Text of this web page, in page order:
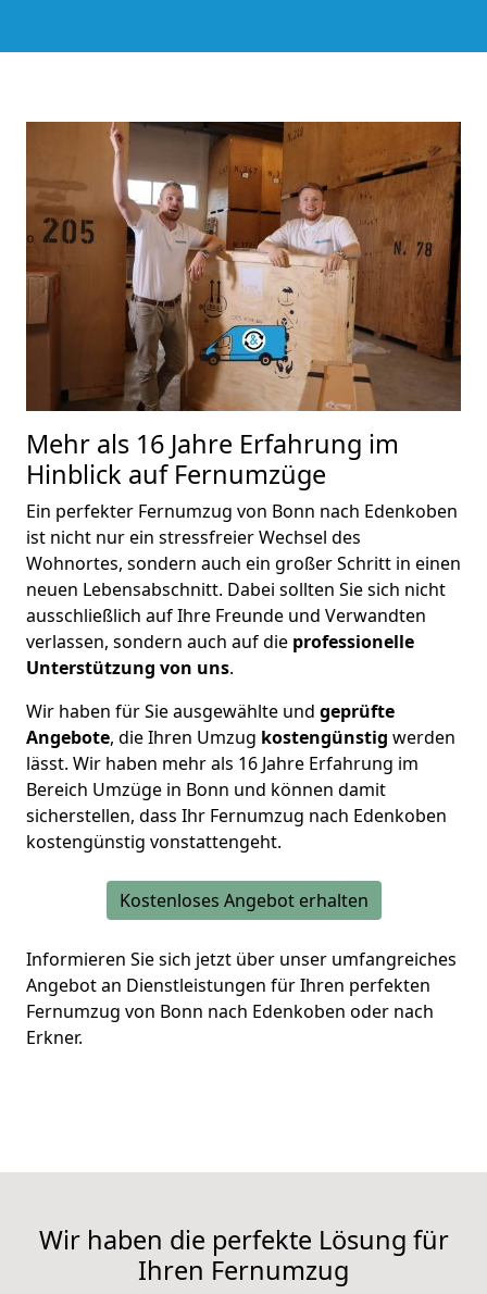
Mehr als 16 Jahre Erfahrung im
Hinblick auf Fernumzüge
Ein perfekter Fernumzug von Bonn nach Edenkoben
ist nicht nur ein stressfreier Wechsel des
Wohnortes, sondern auch ein großer Schritt in einen
neuen Lebensabschnitt. Dabei sollten Sie sich nicht
ausschließlich auf Ihre Freunde und Verwandten
verlassen, sondern auch auf die professionelle
Unterstützung von uns.
Wir haben für Sie ausgewählte und geprüfte
Angebote, die Ihren Umzug kostengünstig werden
lässt. Wir haben mehr als 16 Jahre Erfahrung im
Bereich Umzüge in Bonn und können damit
sicherstellen, dass Ihr Fernumzug nach Edenkoben
kostengünstig vonstattengeht.
Kostenloses Angebot erhalten
Informieren Sie sich jetzt über unser umfangreiches
Angebot an Dienstleistungen für Ihren perfekten
Fernumzug von Bonn nach Edenkoben oder nach
Erkner.
Wir haben die perfekte Lösung für
Ihren Fernumzug